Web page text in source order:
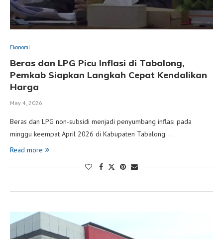
Ekonomi
Beras dan LPG Picu Inflasi di Tabalong,
Pemkab Siapkan Langkah Cepat Kendalikan
Harga
May 4, 2026
Beras dan LPG non-subsidi menjadi penyumbang inflasi pada
minggu keempat April 2026 di Kabupaten Tabalong. …
Read more